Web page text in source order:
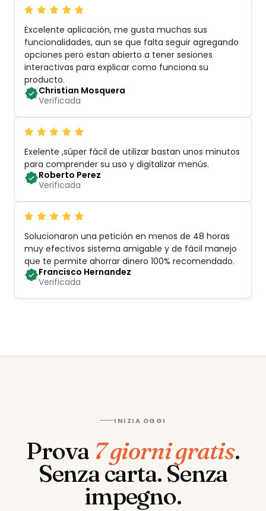
Excelente aplicación, me gusta muchas sus
funcionalidades, aun se que falta seguir agregando
opciones pero estan abierto a tener sesiones
interactivas para explicar como funciona su
producto.
Christian Mosquera
Verificada
Exelente ,súper fácil de utilizar bastan unos minutos
para comprender su uso y digitalizar menús.
Roberto Perez
Verificada
Solucionaron una petición en menos de 48 horas
muy efectivos sistema amigable y de fácil manejo
que te permite ahorrar dinero 100% recomendado.
Francisco Hernandez
Verificada
INIZIA OGGI
Prova 7 giorni gratis.
Senza carta. Senza
impegno.